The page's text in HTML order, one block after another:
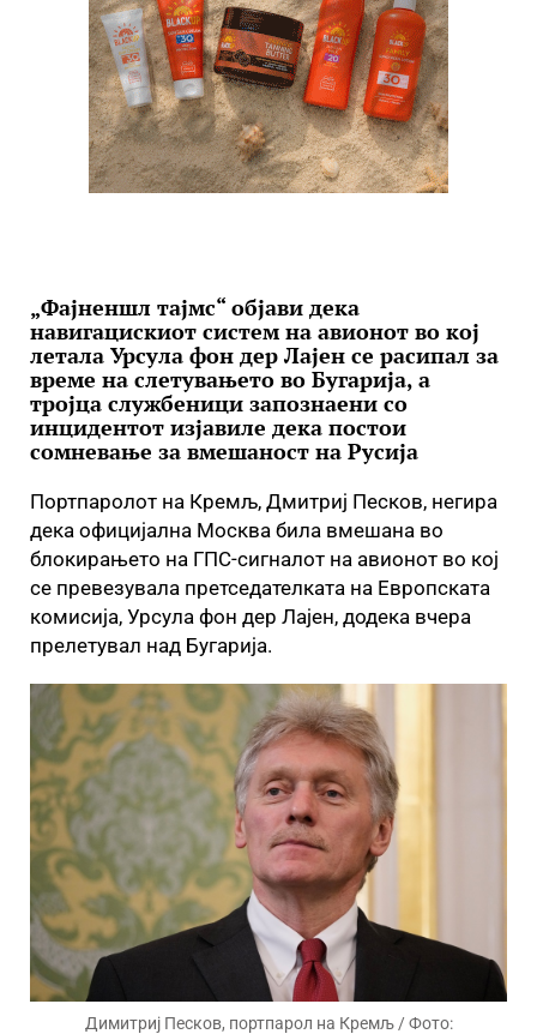
„Фајненшл тајмс“ објави дека
навигацискиот систем на авионот во кој
летала Урсула фон дер Лајен се расипал за
време на слетувањето во Бугарија, а
тројца службеници запознаени со
инцидентот изјавиле дека постои
сомневање за вмешаност на Русија
Портпаролот на Кремљ, Дмитриј Песков, негира
дека официјална Москва била вмешана во
блокирањето на ГПС-сигналот на авионот во кој
се превезувала претседателката на Европската
комисија, Урсула фон дер Лајен, додека вчера
прелетувал над Бугарија.
Димитриј Песков, портпарол на Кремљ / Фото: